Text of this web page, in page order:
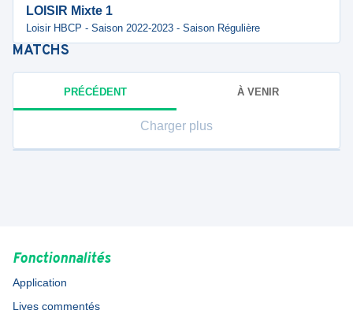
LOISIR Mixte 1
Loisir HBCP - Saison 2022-2023 - Saison Régulière
MATCHS
PRÉCÉDENT À VENIR
Charger plus
Fonctionnalités
Application
Lives commentés